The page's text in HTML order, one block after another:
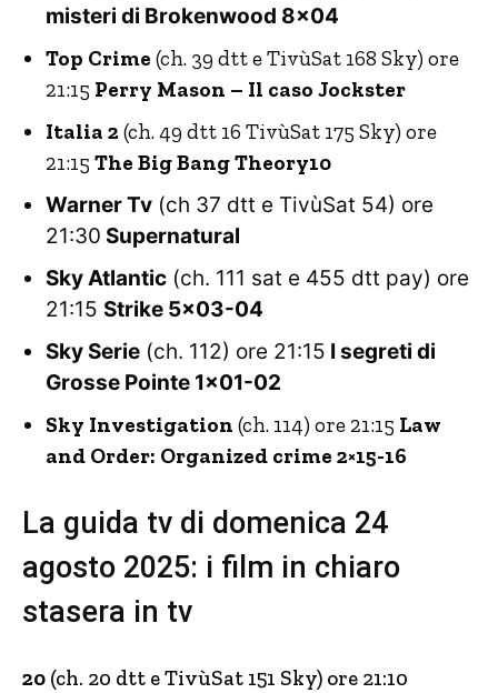
misteri di Brokenwood 8×04
Top Crime (ch. 39 dtt e TivùSat 168 Sky) ore
21:15 Perry Mason – Il caso Jockster
Italia 2(ch. 49 dtt 16 TivùSat 175 Sky) ore
21:15 The Big Bang Theory10
Warner Tv (ch 37 dtt e TivùSat 54) ore
21:30 Supernatural
Sky Atlantic (ch. 111 sat e 455 dtt pay) ore
21:15 Strike 5×03-04
Sky Serie (ch. 112) ore 21:15 I segreti di
Grosse Pointe 1×01-02
Sky Investigation (ch. 114) ore 21:15 Law
and Order: Organized crime 2×15-16
La guida tv di domenica 24
agosto 2025: i film in chiaro
stasera in tv
20 (ch. 20 dtt e TivùSat 151 Sky) ore 21:10